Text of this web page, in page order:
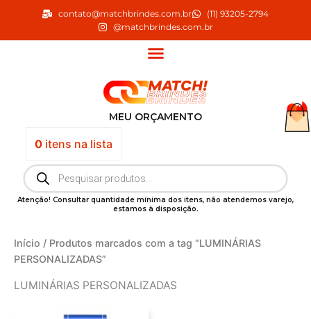
o
contato@matchbrindes.com.br
(11) 93205-2794
@matchbrindes.com.br
MEU ORÇAMENTO
0itens na lista
Pesquisar
produtos
Atenção! Consultar quantidade mínima dos itens, não atendemos varejo,
estamos à disposição.
Início / Produtos marcados com a tag “LUMINÁRIAS
PERSONALIZADAS”
LUMINÁRIAS PERSONALIZADAS